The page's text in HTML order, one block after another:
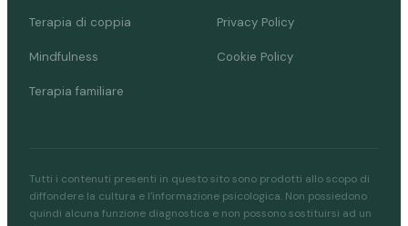
Terapia di coppia
Mindfulness
Terapia familiare
Privacy Policy
Cookie Policy
Tutti i contenuti presenti in questo sito sono prodotti allo scopo di
diffondere la cultura e l'informazione psicologica. Non possiedono
quindi alcuna funzione diagnostica e non possono sostituirsi ad un